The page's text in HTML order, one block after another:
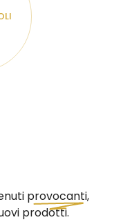
provocanti,
prodotti.